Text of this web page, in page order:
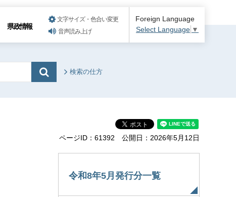
県政情報
文字サイズ・色合い変更
音声読み上げ
Foreign Language
Select Language ▼
検索の仕方
ページID：61392 公開日：2026年5月12日
令和8年5月発行分一覧